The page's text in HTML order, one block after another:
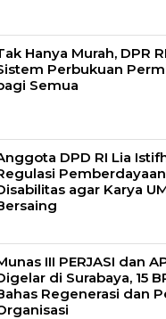
Hanya Murah, DPR
Perbukuan
Semua
DPD RI Lia
agar Karya
III PERJASI dan
di Surabaya, 15
Regenerasi dan